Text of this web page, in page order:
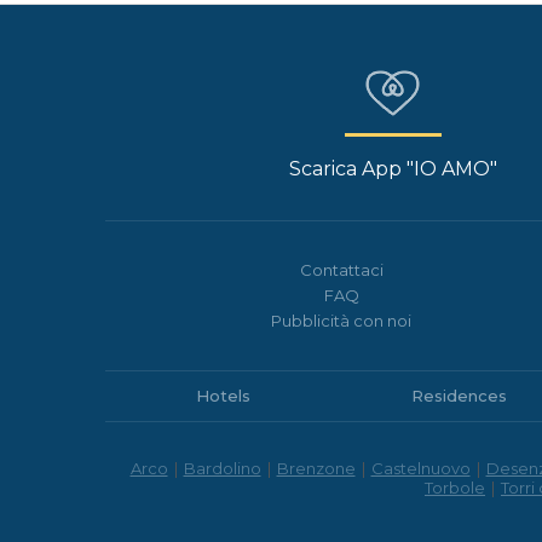
Scarica App "IO AMO"
Contattaci
FAQ
Pubblicità con noi
Hotels Residences
Arco | Bardolino | Brenzone | Castelnuovo |
Torbole | Torri